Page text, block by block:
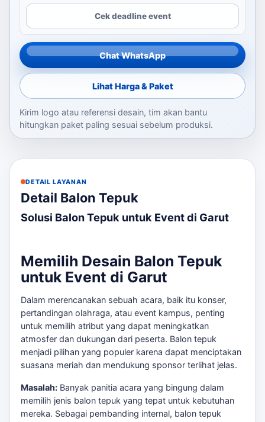
Cek deadline event
Chat WhatsApp
Lihat Harga & Paket
Kirim logo atau referensi desain, tim akan bantu
hitungkan paket paling sesuai sebelum produksi.
DETAIL LAYANAN
Detail Balon Tepuk
Solusi Balon Tepuk untuk Event di Garut
Memilih Desain Balon Tepuk
untuk Event di Garut
Dalam merencanakan sebuah acara, baik itu konser,
pertandingan olahraga, atau event kampus, penting
untuk memilih atribut yang dapat meningkatkan
atmosfer dan dukungan dari peserta. Balon tepuk
menjadi pilihan yang populer karena dapat menciptakan
suasana meriah dan mendukung sponsor terlihat jelas.
Masalah: Banyak panitia acara yang bingung dalam
memilih jenis balon tepuk yang tepat untuk kebutuhan
mereka. Sebagai pembanding internal, balon tepuk